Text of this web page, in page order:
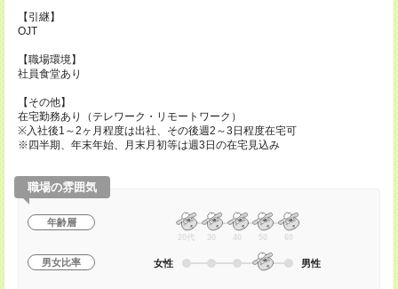
【引継】
OJT
【職場環境】
社員食堂あり
【その他】
在宅勤務あり（テレワーク・リモートワーク）
※入社後1～2ヶ月程度は出社、その後週2～3日程度在宅可
※四半期、年末年始、月末月初等は週3日の在宅見込み
職場の雰囲気
年齢層
20代 30 40 50 60
男女比率 女性 男性